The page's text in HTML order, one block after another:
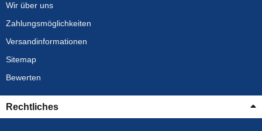
Wir über uns
Zahlungsmöglichkeiten
Versandinformationen
Sitemap
Bewerten
Rechtliches